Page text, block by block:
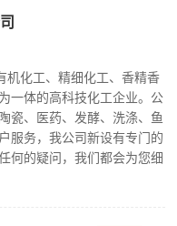
化工、精细化工、香精香
一体的高科技化工企业。公
瓷、医药、发酵、洗涤、鱼
服务，我公司新设有专门的
何的疑问，我们都会为您细